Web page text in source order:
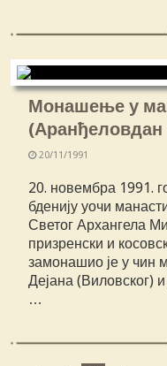
Монашење у
(Аранђеловдан
20/11/1991
20. новембра 1991.
бденију уочи
Светог Архангела
призренски и
замонашио је у чин
Дејана (Виловског)
…